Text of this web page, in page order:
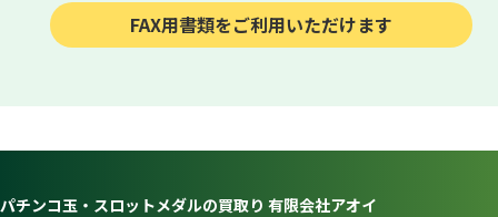
FAX用書類をご利用いただけます
パチンコ玉・スロットメダルの買取り 有限会社アオイ